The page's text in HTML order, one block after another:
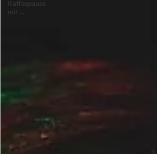
Kaffeepause
mit ...